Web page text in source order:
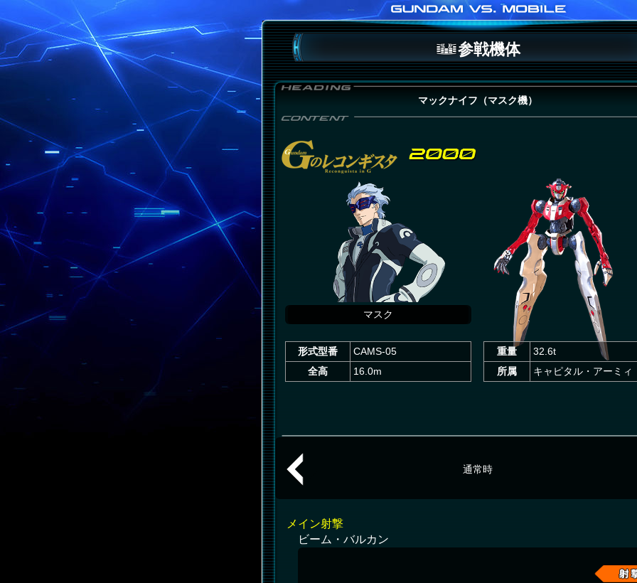
参戦機体
マックナイフ（マスク機）
マスク
形式型番
CAMS-05
全高
16.0m
重量
32.6t
所属
キャピタル・アーミィ
通常時
メイン射撃
ビーム・バルカン